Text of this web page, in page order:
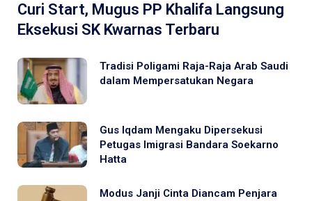
Curi Start, Mugus PP Khalifa Langsung
Eksekusi SK Kwarnas Terbaru
Tradisi Poligami Raja-Raja Arab Saudi
dalam Mempersatukan Negara
Gus Iqdam Mengaku Dipersekusi
Petugas Imigrasi Bandara Soekarno
Hatta
Modus Janji Cinta Diancam Penjara